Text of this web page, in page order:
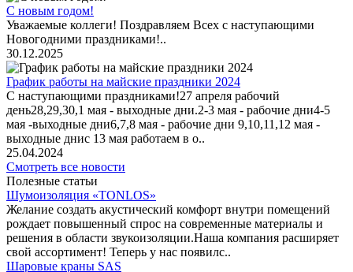
С новым годом!
Уважаемые коллеги! Поздравляем Всех с наступающими
Новогодними праздниками!..
30.12.2025
График работы на майские праздники 2024
С наступающими праздниками!27 апреля рабочий
день28,29,30,1 мая - выходные дни.2-3 мая - рабочие дни4-5
мая -выходные дни6,7,8 мая - рабочие дни 9,10,11,12 мая -
выходные днис 13 мая работаем в о..
25.04.2024
Смотреть все новости
Полезные статьи
Шумоизоляция «TONLOS»
Желание создать акустический комфорт внутри помещений
рождает повышенный спрос на современные материалы и
решения в области звукоизоляции.Наша компания расширяет
свой ассортимент! Теперь у нас появилс..
Шаровые краны SAS